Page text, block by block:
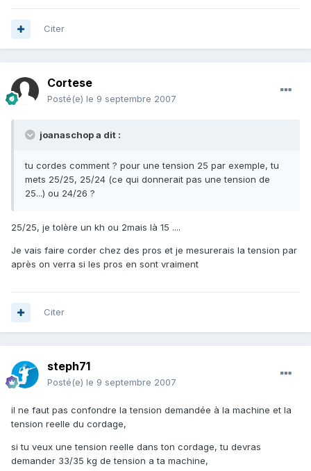
Citer
Cortese
Posté(e) le 9 septembre 2007
joanaschop a dit :
tu cordes comment ? pour une tension 25 par exemple, tu
mets 25/25, 25/24 (ce qui donnerait pas une tension de
25...) ou 24/26 ?
25/25, je tolère un kh ou 2mais là 15 ....
Je vais faire corder chez des pros et je mesurerais la tension par
après on verra si les pros en sont vraiment
Citer
steph71
Posté(e) le 9 septembre 2007
il ne faut pas confondre la tension demandée à la machine et la
tension reelle du cordage,
si tu veux une tension reelle dans ton cordage, tu devras
demander 33/35 kg de tension a ta machine,